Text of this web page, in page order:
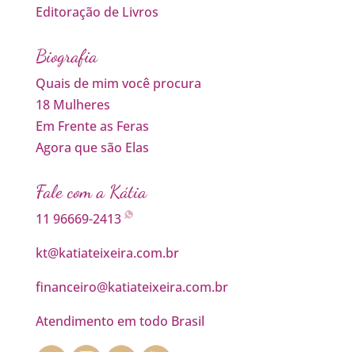
Editoração de Livros
Biografia
Quais de mim você procura
18 Mulheres
Em Frente as Feras
Agora que são Elas
Fale com a Kátia
11 96669-2413
kt@katiateixeira.com.br
financeiro@katiateixeira.com.br
Atendimento em todo Brasil